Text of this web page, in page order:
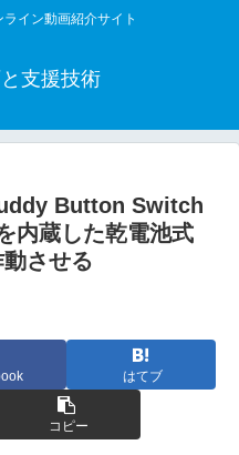
イン動画紹介サイト
支援技術
Button Switch
内蔵した乾電池式
させる
はてブ
コピー